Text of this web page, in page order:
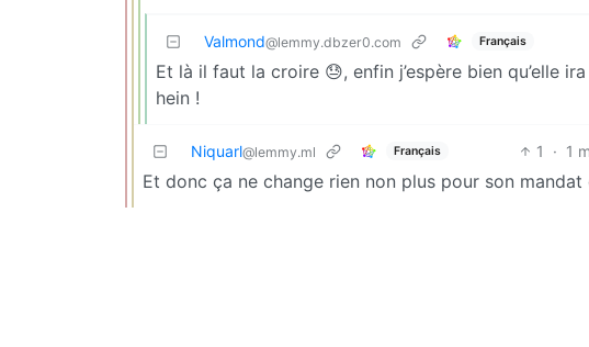
Valmond@lemmy.dbzer0.com Français
Et là il faut la croire 😓, enfin j’espère bien qu’elle
hein !
Niquarl@lemmy.ml Français 1 · 1
Et donc ça ne change rien non plus pour son mandat